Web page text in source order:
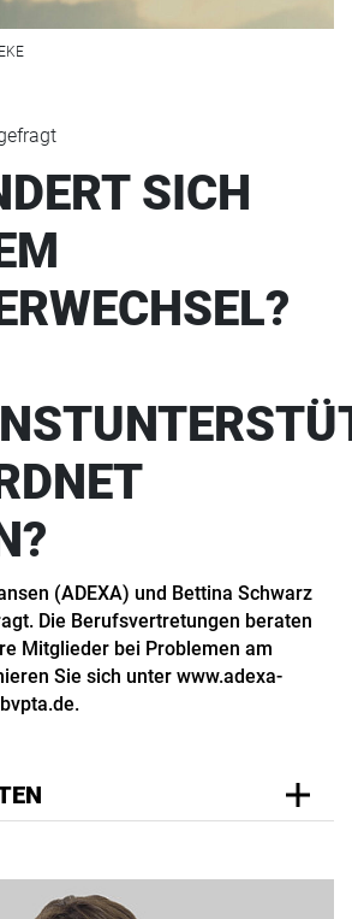
SICH
(ADEXA) und Bettina Schwarz
Die Berufsvertretungen beraten
Mitglieder bei Problemen am
Sie sich unter www.adexa-